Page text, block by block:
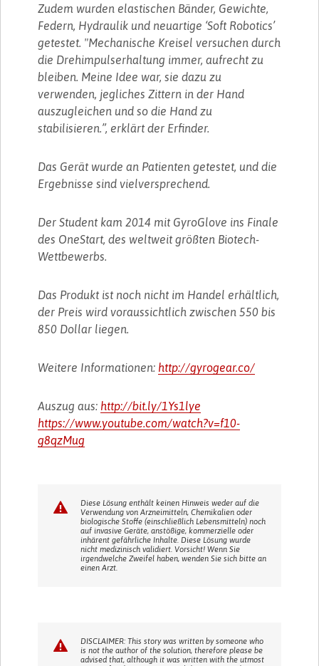
Zudem wurden elastischen Bänder, Gewichte,
Federn, Hydraulik und neuartige ‘Soft Robotics’
getestet. "Mechanische Kreisel versuchen durch
die Drehimpulserhaltung immer, aufrecht zu
bleiben. Meine Idee war, sie dazu zu
verwenden, jegliches Zittern in der Hand
auszugleichen und so die Hand zu
stabilisieren.”, erklärt der Erfinder.
Das Gerät wurde an Patienten getestet, und die
Ergebnisse sind vielversprechend.
Der Student kam 2014 mit GyroGlove ins Finale
des OneStart, des weltweit größten Biotech-
Wettbewerbs.
Das Produkt ist noch nicht im Handel erhältlich,
der Preis wird voraussichtlich zwischen 550 bis
850 Dollar liegen.
Weitere Informationen: http://gyrogear.co/
Auszug aus: http://bit.ly/1Ys1lye
https://www.youtube.com/watch?v=f10-
g8qzMug
Diese Lösung enthält keinen Hinweis weder auf die
Verwendung von Arzneimitteln, Chemikalien oder
biologische Stoffe (einschließlich Lebensmitteln) noch
auf invasive Geräte, anstößige, kommerzielle oder
inhärent gefährliche Inhalte. Diese Lösung wurde
nicht medizinisch validiert. Vorsicht! Wenn Sie
irgendwelche Zweifel haben, wenden Sie sich bitte an
einen Arzt.
DISCLAIMER: This story was written by someone who
is not the author of the solution, therefore please be
advised that, although it was written with the utmost